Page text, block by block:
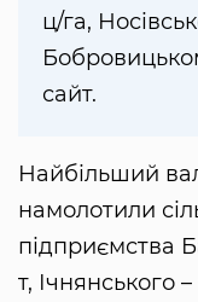
ц/га,
сайт.
Найбільший
намолотили
підприємства
т, Ічнянського